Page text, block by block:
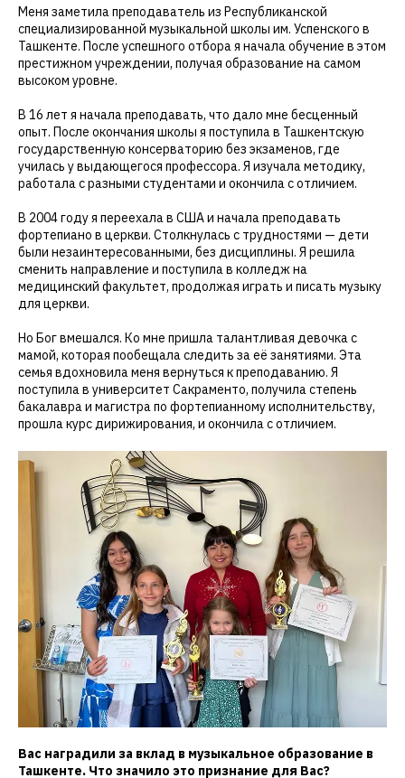
Меня заметила преподаватель из Республиканской
специализированной музыкальной школы им. Успенского в
Ташкенте. После успешного отбора я начала обучение в этом
престижном учреждении, получая образование на самом
высоком уровне.
В 16 лет я начала преподавать, что дало мне бесценный
опыт. После окончания школы я поступила в Ташкентскую
государственную консерваторию без экзаменов, где
училась у выдающегося профессора. Я изучала методику,
работала с разными студентами и окончила с отличием.
В 2004 году я переехала в США и начала преподавать
фортепиано в церкви. Столкнулась с трудностями — дети
были незаинтересованными, без дисциплины. Я решила
сменить направление и поступила в колледж на
медицинский факультет, продолжая играть и писать музыку
для церкви.
Но Бог вмешался. Ко мне пришла талантливая девочка с
мамой, которая пообещала следить за её занятиями. Эта
семья вдохновила меня вернуться к преподаванию. Я
поступила в университет Сакраменто, получила степень
бакалавра и магистра по фортепианному исполнительству,
прошла курс дирижирования, и окончила с отличием.
Вас наградили за вклад в музыкальное образование в
Ташкенте. Что значило это признание для Вас?